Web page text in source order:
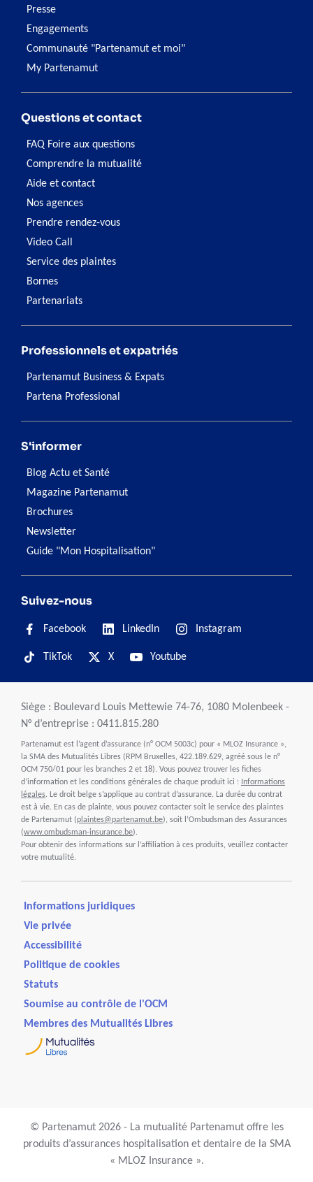
Presse
Engagements
Communauté "Partenamut et moi"
My Partenamut
Questions et contact
FAQ Foire aux questions
Comprendre la mutualité
Aide et contact
Nos agences
Prendre rendez-vous
Video Call
Service des plaintes
Bornes
Partenariats
Professionnels et expatriés
Partenamut Business & Expats
Partena Professional
S'informer
Blog Actu et Santé
Magazine Partenamut
Brochures
Newsletter
Guide "Mon Hospitalisation"
Suivez-nous
Facebook LinkedIn Instagram
TikTok X Youtube
Siège : Boulevard Louis Mettewie 74-76, 1080 Molenbeek -
N° d’entreprise : 0411.815.280
Partenamut est l’agent d’assurance (n° OCM 5003c) pour « MLOZ Insurance »,
la SMA des Mutualités Libres (RPM Bruxelles, 422.189.629, agréé sous le n°
OCM 750/01 pour les branches 2 et 18). Vous pouvez trouver les fiches
d’information et les conditions générales de chaque produit ici : Informations
légales. Le droit belge s’applique au contrat d’assurance. La durée du contrat
est à vie. En cas de plainte, vous pouvez contacter soit le service des plaintes
de Partenamut (plaintes@partenamut.be), soit l’Ombudsman des Assurances
(www.ombudsman-insurance.be).
Pour obtenir des informations sur l’affiliation à ces produits, veuillez contacter
votre mutualité.
Informations juridiques
Vie privée
Accessibilité
Politique de cookies
Statuts
Soumise au contrôle de l'OCM
Membres des Mutualités Libres
© Partenamut 2026 - La mutualité Partenamut offre les
produits d’assurances hospitalisation et dentaire de la SMA
« MLOZ Insurance ».